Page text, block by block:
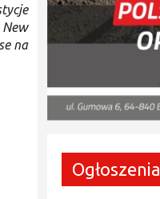
na
Ogłoszenia